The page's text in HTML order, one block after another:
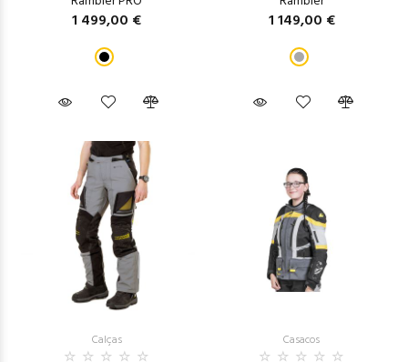
1 499,00 € 1 149,00 €
Calças Casacos